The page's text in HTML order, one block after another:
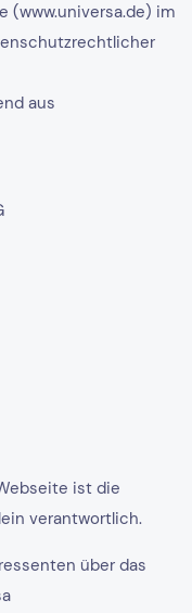
(www.universa.de) im
aus
ist die
verantwortlich.
über das